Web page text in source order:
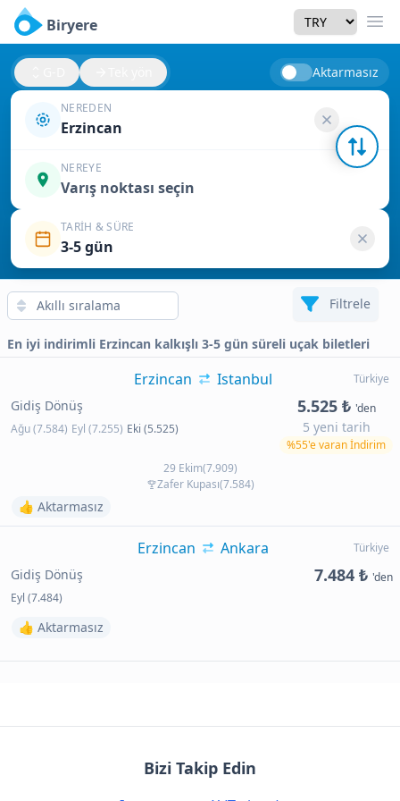
Biryere Currency
Aktarmasız
NEREDEN
Erzincan
NEREYE
Varış noktası seçin
TARIH & SÜRE
3-5 gün
Filtrele
En iyi indirimli Erzincan kalkışlı 3-5 gün süreli uçak biletleri
Türkiye
Erzincan Istanbul
Gidiş Dönüş
Ağu (7.584) Eyl (7.255) Eki (5.525)
5.525 ₺ 'den
5 yeni tarih
%55'e varan İndirim
29 Ekim(7.909)
Zafer Kupası(7.584)
👍 Aktarmasız
Türkiye
Erzincan Ankara
Gidiş Dönüş
Eyl (7.484)
7.484 ₺ 'den
👍 Aktarmasız
Bizi Takip Edin